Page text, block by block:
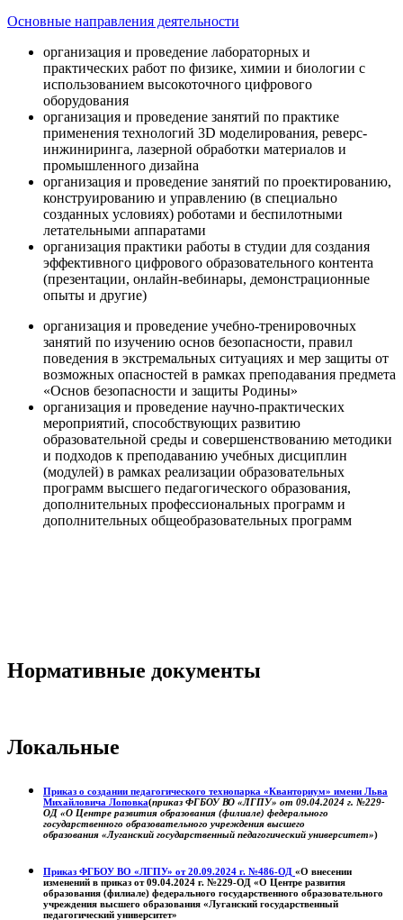
Основные направления деятельности
организация и проведение лабораторных и
практических работ по физике, химии и биологии с
использованием высокоточного цифрового
оборудования
организация и проведение занятий по практике
применения технологий 3D моделирования, реверс-
инжиниринга, лазерной обработки материалов и
промышленного дизайна
организация и проведение занятий по проектированию,
конструированию и управлению (в специально
созданных условиях) роботами и беспилотными
летательными аппаратами
организация практики работы в студии для создания
эффективного цифрового образовательного контента
(презентации, онлайн-вебинары, демонстрационные
опыты и другие)
организация и проведение учебно-тренировочных
занятий по изучению основ безопасности, правил
поведения в экстремальных ситуациях и мер защиты от
возможных опасностей в рамках преподавания предмета
«Основ безопасности и защиты Родины»
организация и проведение научно-практических
мероприятий, способствующих развитию
образовательной среды и совершенствованию методики
и подходов к преподаванию учебных дисциплин
(модулей) в рамках реализации образовательных
программ высшего педагогического образования,
дополнительных профессиональных программ и
дополнительных общеобразовательных программ
Нормативные документы
Локальные
Приказ о создании педагогического технопарка «Кванториум» имени Льва
Михайловича Лоповка(приказ ФГБОУ ВО «ЛГПУ» от 09.04.2024 г. №229-
ОД «О Центре развития образования (филиале) федерального
государственного образовательного учреждения высшего
образования «Луганский государственный педагогический университет»)
Приказ ФГБОУ ВО «ЛГПУ» от 20.09.2024 г. №486-ОД «О внесении
изменений в приказ от 09.04.2024 г. №229-ОД «О Центре развития
образования (филиале) федерального государственного образовательного
учреждения высшего образования «Луганский государственный
педагогический университет»